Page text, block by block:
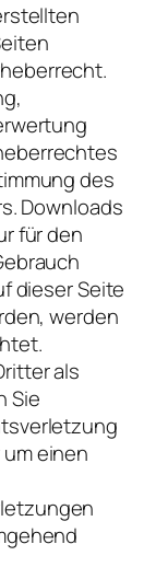
des
Downloads
für den
dieser Seite
werden
als
Sie
einen